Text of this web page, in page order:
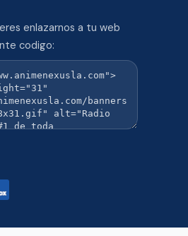
enlazarnos a tu web
codigo: